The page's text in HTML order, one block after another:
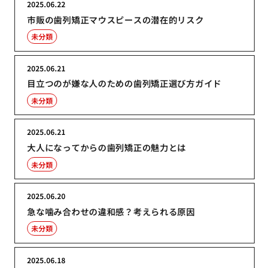
市販の歯列矯正マウスピースの潜在的リスク
2025.06.22
未分類
目立つのが嫌な人のための歯列矯正選び方ガイド
2025.06.21
未分類
大人になってからの歯列矯正の魅力とは
2025.06.21
未分類
急な噛み合わせの違和感？考えられる原因
2025.06.20
未分類
2025.06.18